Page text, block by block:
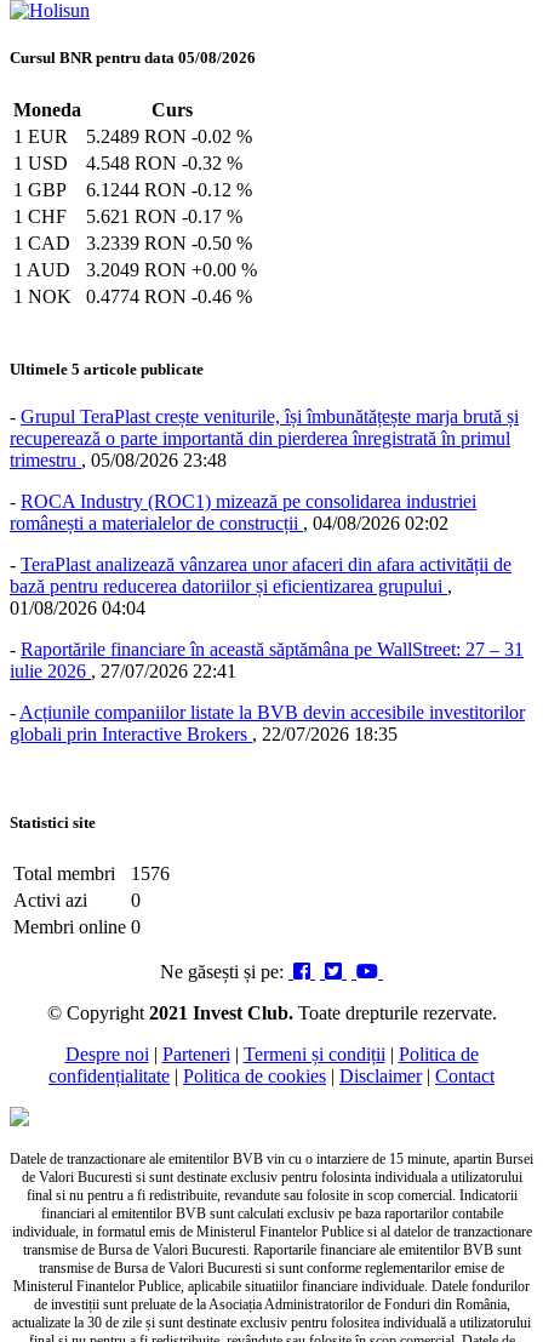
Cursul BNR pentru data 05/08/2026
Moneda
Curs
1 EUR
5.2489 RON -0.02 %
1 USD
4.548 RON -0.32 %
1 GBP
6.1244 RON -0.12 %
1 CHF
5.621 RON -0.17 %
1 CAD
3.2339 RON -0.50 %
1 AUD
3.2049 RON +0.00 %
1 NOK
0.4774 RON -0.46 %
Ultimele 5 articole publicate
- Grupul TeraPlast crește veniturile, își îmbunătățește marja brută și
recuperează o parte importantă din pierderea înregistrată în primul
trimestru , 05/08/2026 23:48
- ROCA Industry (ROC1) mizează pe consolidarea industriei
românești a materialelor de construcții , 04/08/2026 02:02
- TeraPlast analizează vânzarea unor afaceri din afara activității de
bază pentru reducerea datoriilor și eficientizarea grupului ,
01/08/2026 04:04
- Raportările financiare în această săptămâna pe WallStreet: 27 – 31
iulie 2026 , 27/07/2026 22:41
- Acțiunile companiilor listate la BVB devin accesibile investitorilor
globali prin Interactive Brokers , 22/07/2026 18:35
Statistici site
Total membri
1576
Activi azi
0
Membri online 0
Ne găsești și pe:
© Copyright 2021 Invest Club. Toate drepturile rezervate.
Despre noi | Parteneri | Termeni și condiții | Politica de
confidențialitate | Politica de cookies | Disclaimer| Contact
Datele de tranzactionare ale emitentilor BVB vin cu o intarziere de 15 minute, apartin Bursei
de Valori Bucuresti si sunt destinate exclusiv pentru folosinta individuala a utilizatorului
final si nu pentru a fi redistribuite, revandute sau folosite in scop comercial. Indicatorii
financiari al emitentilor BVB sunt calculati exclusiv pe baza raportarilor contabile
individuale, in formatul emis de Ministerul Finantelor Publice si al datelor de tranzactionare
transmise de Bursa de Valori Bucuresti. Raportarile financiare ale emitentilor BVB sunt
transmise de Bursa de Valori Bucuresti si sunt conforme reglementarilor emise de
Ministerul Finantelor Publice, aplicabile situatiilor financiare individuale. Datele fondurilor
de investiții sunt preluate de la Asociația Administratorilor de Fonduri din România,
actualizate la 30 de zile și sunt destinate exclusiv pentru folositea individuală a utilizatorului